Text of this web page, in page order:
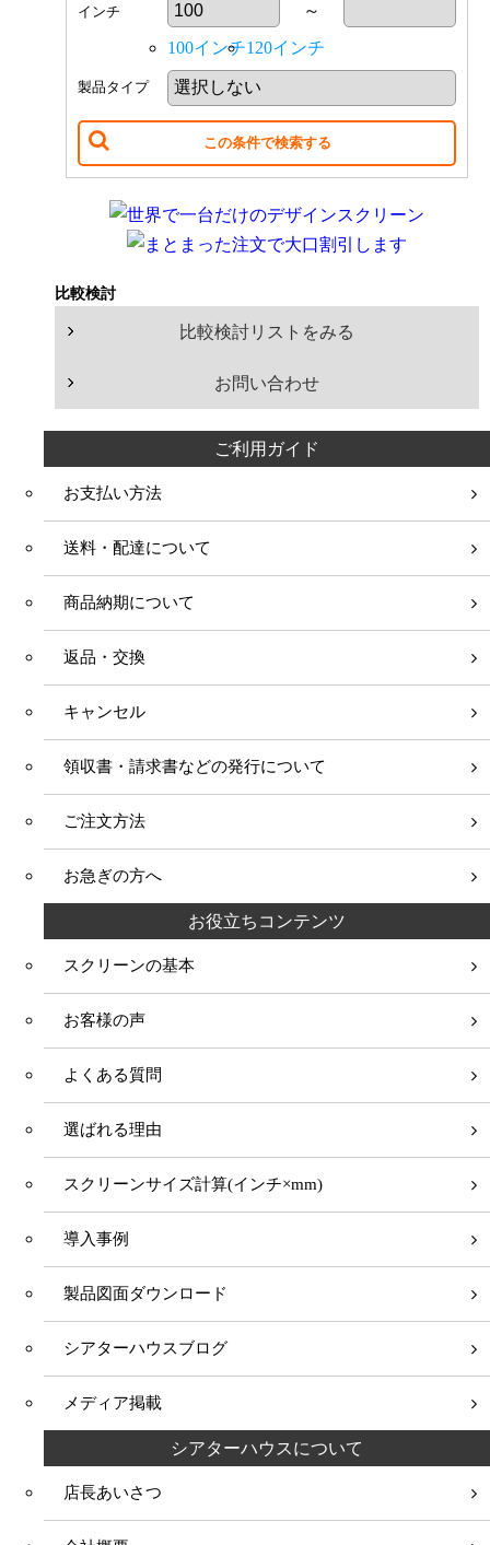
小会議室（10〜20人）
中会議室（20〜50人）
大会議室（50〜100人）
ホール（100人以上）
学校・施設での利用
イベント・ショップでの利用
インチ
インチ
インチ
インチ
180インチ
200
210インチ
インチ
～
100インチ120インチ
製品タイプ
比較検討
比較検討リストをみる
お問い合わせ
ご利用ガイド
お支払い方法
送料・配達について
商品納期について
返品・交換
キャンセル
領収書・請求書などの発行について
ご注文方法
お急ぎの方へ
お役立ちコンテンツ
スクリーンの基本
お客様の声
よくある質問
選ばれる理由
スクリーンサイズ計算(インチ×mm)
導入事例
製品図面ダウンロード
シアターハウスブログ
メディア掲載
シアターハウスについて
店長あいさつ